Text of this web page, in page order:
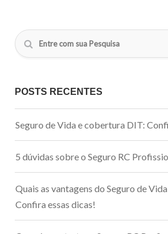
POSTS RECENTES
Seguro de Vida e cobertura DIT:
5 dúvidas sobre o Seguro RC
Quais as vantagens do Seguro de
Confira essas dicas!